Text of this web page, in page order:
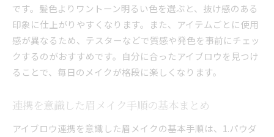
です。髪色よりワントーン明るい色を選ぶと、抜け感のある
印象に仕上がりやすくなります。また、アイテムごとに使用
感が異なるため、テスターなどで質感や発色を事前にチェッ
クするのがおすすめです。自分に合ったアイブロウを見つけ
ることで、毎日のメイクが格段に楽しくなります。
連携を意識した眉メイク手順の基本まとめ
アイブロウ連携を意識した眉メイクの基本手順は、1.パウダ